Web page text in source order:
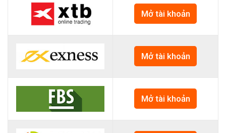
Mở tài khoản
Mở tài khoản
Mở tài khoản